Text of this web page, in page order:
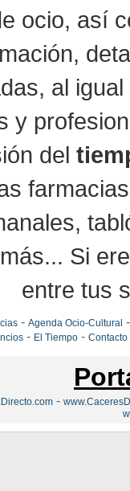
ocio, así
al
y
del
Si
entre tus
- Agenda Ocio-Cultural
- El Tiempo- Contacto
-